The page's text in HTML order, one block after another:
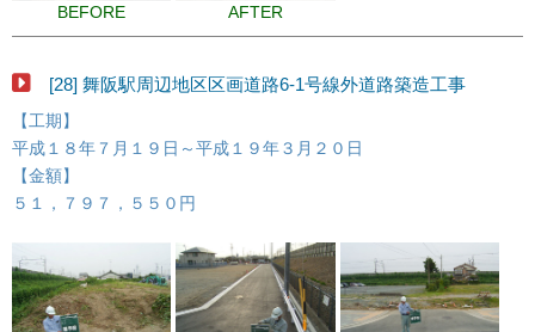
BEFORE AFTER
[28] 舞阪駅周辺地区区画道路6-1号線外道路築造工事
【工期】
平成１８年７月１９日～平成１９年３月２０日
【金額】
５１，７９７，５５０円